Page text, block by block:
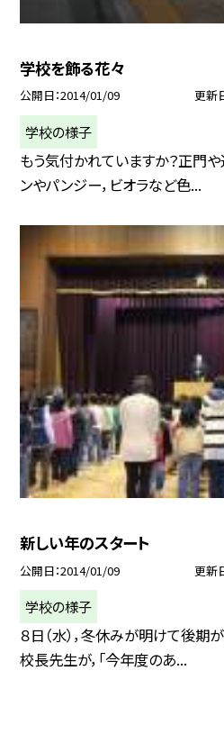
学校を飾る花々
公開日 2014/01/09 更新
学校の様子
もう気付かれていますか？正門
ンやパンジー，ビオラなど色...
新しい年のスタート
公開日 2014/01/09 更新
学校の様子
８日（水），冬休みが明けて後期
校長先生が，「今年度のあ...